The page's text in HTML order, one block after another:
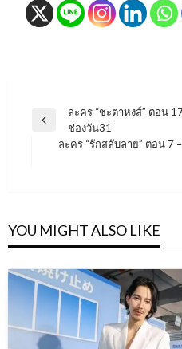
แนะแนว
เรื่อง
Previous
ละคร “ชะตาหงส์” ตอน
ช่องวัน31
ละคร “รักสลับลาย” ตอน 7
YOU MIGHT ALSO LIKE